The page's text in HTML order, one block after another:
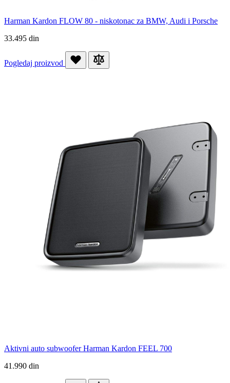
Harman Kardon FLOW 80 - niskotonac za BMW, Audi i Porsche
33.495 din
Pogledaj proizvod
Aktivni auto subwoofer Harman Kardon FEEL 700
41.990 din